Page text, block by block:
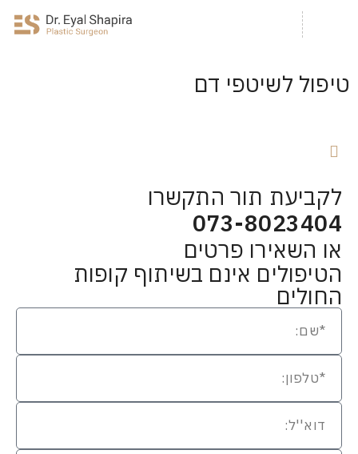
טיפול לשיטפי דם
לקביעת תור התקשרו
073-8023404
או השאירו פרטים
הטיפולים אינם בשיתוף קופות
החולים